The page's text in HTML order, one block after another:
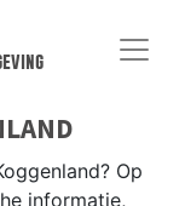
Op
informatie,